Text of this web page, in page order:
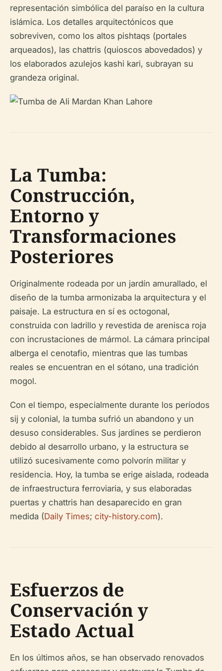
representación simbólica del paraíso en la cultura
islámica. Los detalles arquitectónicos que
sobreviven, como los altos pishtaqs (portales
arqueados), las chattris (quioscos abovedados) y
los elaborados azulejos kashi kari, subrayan su
grandeza original.
La Tumba:
Construcción,
Entorno y
Transformaciones
Posteriores
Originalmente rodeada por un jardín amurallado, el
diseño de la tumba armonizaba la arquitectura y el
paisaje. La estructura en sí es octogonal,
construida con ladrillo y revestida de arenisca roja
con incrustaciones de mármol. La cámara principal
alberga el cenotafio, mientras que las tumbas
reales se encuentran en el sótano, una tradición
mogol.
Con el tiempo, especialmente durante los períodos
sij y colonial, la tumba sufrió un abandono y un
desuso considerables. Sus jardines se perdieron
debido al desarrollo urbano, y la estructura se
utilizó sucesivamente como polvorín militar y
residencia. Hoy, la tumba se erige aislada, rodeada
de infraestructura ferroviaria, y sus elaboradas
puertas y chattris han desaparecido en gran
medida (Daily Times; city-history.com).
Esfuerzos de
Conservación y
Estado Actual
En los últimos años, se han observado renovados